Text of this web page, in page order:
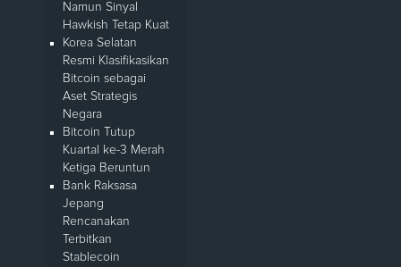
Namun Sinyal
Hawkish Tetap Kuat
Korea Selatan
Resmi Klasifikasikan
Bitcoin sebagai
Aset Strategis
Negara
Bitcoin Tutup
Kuartal ke-3 Merah
Ketiga Beruntun
Bank Raksasa
Jepang
Rencanakan
Terbitkan
Stablecoin